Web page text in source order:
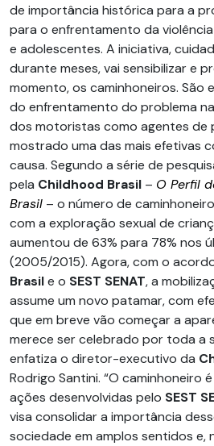
de importância histórica para a
para o enfrentamento da
e adolescentes. A iniciativa,
durante meses, vai sensibilizar e
momento, os caminhoneiros. São
do enfrentamento do problema
dos motoristas como agentes de
mostrado uma das mais efetivas
causa. Segundo a série de
pela Childhood Brasil – O Perfil
Brasil – o número de
com a exploração sexual de
aumentou de 63% para 78% nos
(2005/2015). Agora, com o
Brasile o SEST SENAT, a
assume um novo patamar, com
que em breve vão começar a
merece ser celebrado por toda a
enfatiza o diretor-executivo da
Rodrigo Santini. “O caminhoneiro
ações desenvolvidas pelo SEST
visa consolidar a importância
sociedade em amplos sentidos e,